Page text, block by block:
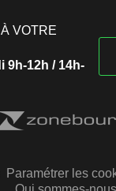
VOTRE
9h-12h / 14h-
Paramétrer les